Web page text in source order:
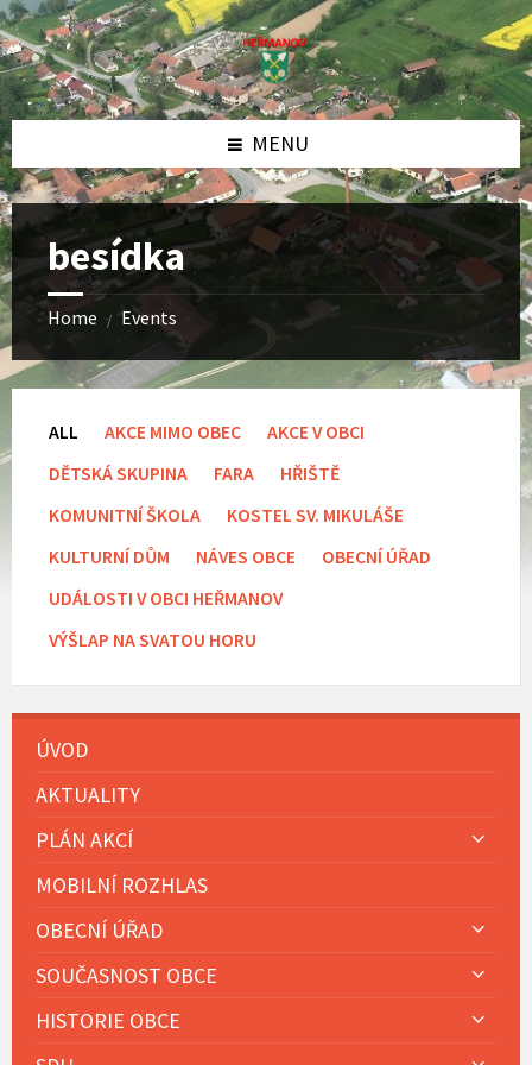
Skip
to
content
Skip
to
left
sidebar
Skip
to
footer
MENU
besídka
Home / Events
ALL AKCE MIMO OBEC
AKCE V OBCI
DĚTSKÁ SKUPINA
FARA
HŘIŠTĚ
KOMUNITNÍ ŠKOLA
KOSTEL SV. MIKULÁŠE
KULTURNÍ DŮM
NÁVES OBCE
OBECNÍ ÚŘAD
UDÁLOSTI V OBCI HEŘMANOV
VÝŠLAP NA SVATOU HORU
ÚVOD
AKTUALITY
PLÁN AKCÍ
MOBILNÍ ROZHLAS
OBECNÍ ÚŘAD
SOUČASNOST OBCE
HISTORIE OBCE